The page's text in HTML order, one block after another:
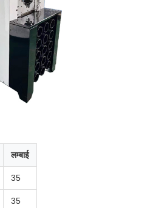
लम्बाई
35
35